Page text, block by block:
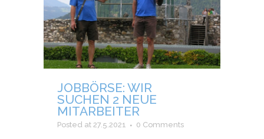
JOBBÖRSE: WIR
SUCHEN 2 NEUE
MITARBEITER
Posted at 27.5.2021 0 Comments